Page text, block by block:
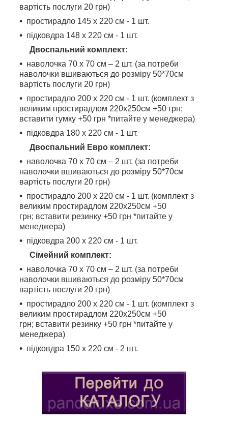
вартість послуги 20 грн)
простирадло 145 х 220 см - 1 шт.
підковдра 148 х 220 см - 1 шт.
Двоспальний комплект:
наволочка 70 х 70 см – 2 шт. (за потреби
наволочки вшиваються до розміру 50*70см
вартість послуги 20 грн)
простирадло 200 х 220 см - 1 шт. (комплект з
великим простирадлом 220х250см +50 грн;
вставити гумку +50 грн *питайте у менеджера)
підковдра 180 х 220 см - 1 шт.
Двоспальний Евро комплект:
наволочка 70 х 70 см – 2 шт. (за потреби
наволочки вшиваються до розміру 50*70см
вартість послуги 20 грн)
простирадло 200 х 220 см - 1 шт. (комплект з
великим простирадлом 220х250см +50
грн; вставити резинку +50 грн *питайте у
менеджера)
підковдра 200 х 220 см - 1 шт.
Сімейний комплект:
наволочка 70 х 70 см – 2 шт. (за потреби
наволочки вшиваються до розміру 50*70см
вартість послуги 20 грн)
простирадло 200 х 220 см - 1 шт. (комплект з
великим простирадлом 220х250см +50
грн; вставити резинку +50 грн *питайте у
менеджера)
підковдра 150 х 220 см - 2 шт.